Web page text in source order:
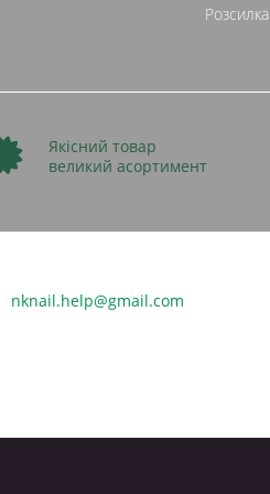
Розсилка
Якісний товар
великий асортимент
nknail.help@gmail.com